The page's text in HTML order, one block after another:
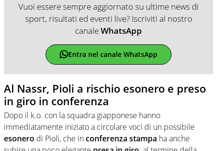
Vuoi essere sempre aggiornato su ultime news di
sport, risultati ed eventi live? Iscriviti al nostro
canaleWhatsApp
Entra nel canale WhatsApp
Al Nassr, Pioli a rischio esonero e preso
in giro in conferenza
Dopo il k.o. con la squadra giapponese hanno
immediatamente iniziato a circolare voci di un possibile
esonero di Pioli, che inconferenza stampa ha anche